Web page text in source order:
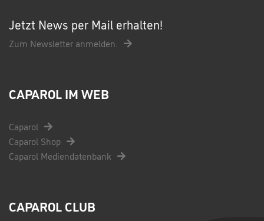
Jetzt News per Mail erhalten!
Zum Newsletter anmelden.
CAPAROL IM WEB
Caparol
Caparol Shop
Caparol Mediendatenbank
CAPAROL CLUB